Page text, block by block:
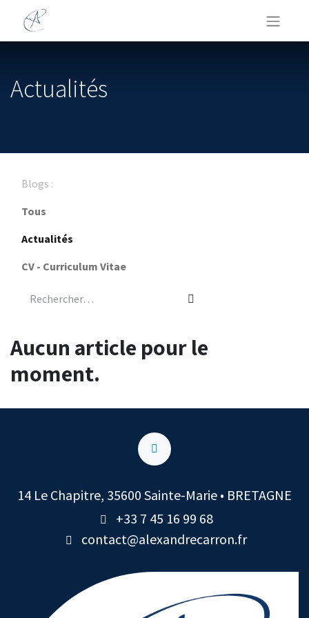
Actualités
Blogs :
Tous
Actualités
CV - Curriculum Vitae
Aucun article pour le
moment.
14 Le Chapitre, 35600 Sainte-Marie • BRETAGNE
+33 7 45 16 99 68
contact@alexandrecarron.fr